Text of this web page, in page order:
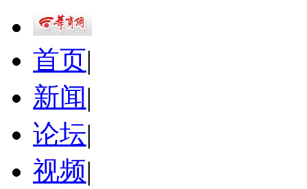
首页|
新闻|
论坛|
视频|